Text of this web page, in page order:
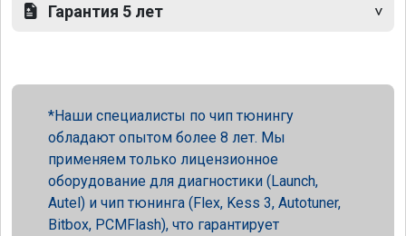
Гарантия 5 лет
Наши специалисты по чип тюнингу
обладают опытом более 8 лет. Мы
применяем только лицензионное
оборудование для диагностики (Launch,
Autel) и чип тюнинга (Flex, Kess 3, Autotuner,
Bitbox, PCMFlash), что гарантирует